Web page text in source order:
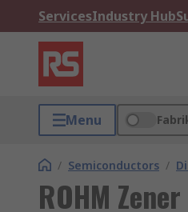
ServicesIndustry Hub
Menu
/ Semiconductors /
ROHM